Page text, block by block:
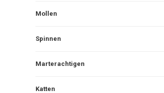
Mollen
Spinnen
Marterachtigen
Katten